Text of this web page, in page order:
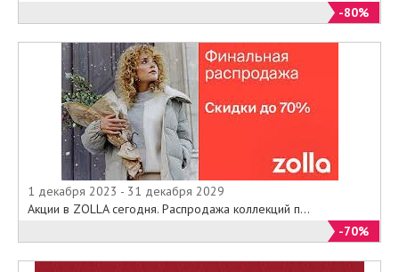
-80%
1 декабря 2023 - 31 декабря 2029
Акции в ZOLLA сегодня. Распродажа коллекций п...
-70%